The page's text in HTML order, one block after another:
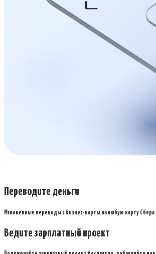
Переводите деньги
Мгновенные переводы с бизнес-карты на любую карту Сбера
Ведите зарплатный проект